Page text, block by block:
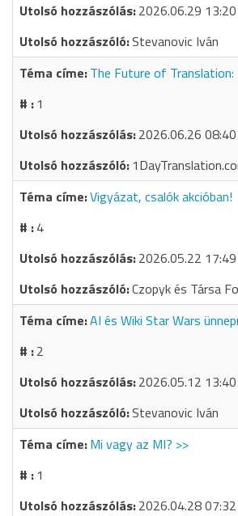
2026.06.29 13:20
Stevanovic Iván
The Future of Translation:
1
2026.06.26 08:40
Vigyázat, csalók akcióban!
4
2026.05.22 17:49
Czopyk és Társa
AI és Wiki Star Wars
2
2026.05.12 13:40
Stevanovic Iván
Mi vagy az MI? >>
1
2026.04.28 07:32